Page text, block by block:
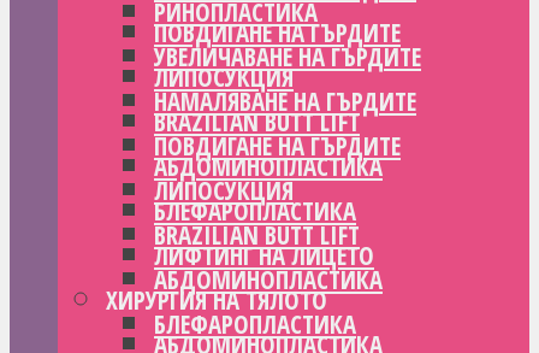
ПОВДИГАНЕ НА ГЪРДИТЕ
ЛИПОСУКЦИЯ
BRAZILIAN BUTT LIFT
АБДОМИНОПЛАСТИКА
БЛЕФАРОПЛАСТИКА
ЛИФТИНГ НА ЛИЦЕТО
ХИРУРГИЯ НА ТЯЛОТО
АБДОМИНОПЛАСТИКА
РИНОПЛАСТИКА
УВЕЛИЧАВАНЕ НА ГЪРДИТЕ
НАМАЛЯВАНЕ НА ГЪРДИТЕ
ПОВДИГАНЕ НА ГЪРДИТЕ
ЛИПОСУКЦИЯ
BRAZILIAN BUTT LIFT
АБДОМИНОПЛАСТИКА
БЛЕФАРОПЛАСТИКА